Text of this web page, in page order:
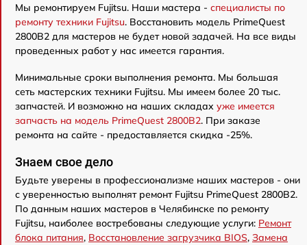
Мы ремонтируем Fujitsu. Наши мастера - специалисты по
ремонту техники Fujitsu. Восстановить модель PrimeQuest
2800B2 для мастеров не будет новой задачей. На все виды
проведенных работ у нас имеется гарантия.
Минимальные сроки выполнения ремонта. Мы большая
сеть мастерских техники Fujitsu. Мы имеем более 20 тыс.
запчастей. И возможно на наших складах уже имеется
запчасть на модель PrimeQuest 2800B2. При заказе
ремонта на сайте - предоставляется скидка -25%.
Знаем свое дело
Будьте уверены в профессионализме наших мастеров - они
с уверенностью выполнят ремонт Fujitsu PrimeQuest 2800B2.
По данным наших мастеров в Челябинске по ремонту
Fujitsu, наиболее востребованы следующие услуги: Ремонт
блока питания, Восстановление загрузчика BIOS, Замена